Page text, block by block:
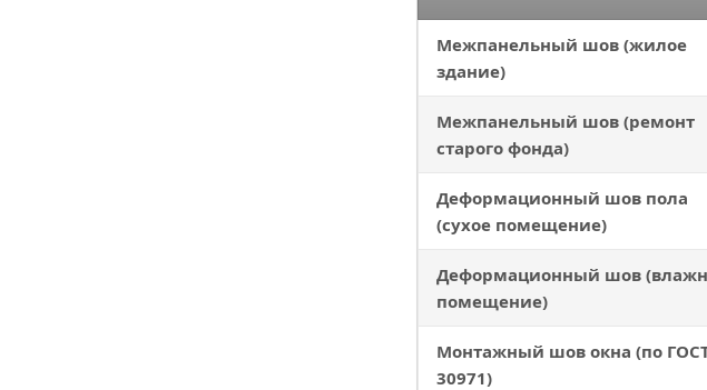
Межпанельный шов (жилое
здание)
Межпанельный шов (ремонт
старого фонда)
Деформационный шов пола
(сухое помещение)
Деформационный шов
помещение)
Монтажный шов окна (по
30971)